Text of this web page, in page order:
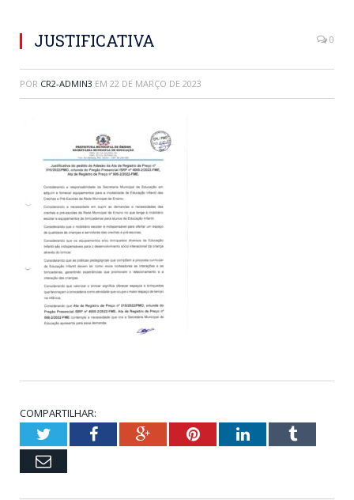
JUSTIFICATIVA 0
POR CR2-ADMIN3 EM 22 DE MARÇO DE 2023
COMPARTILHAR:
TwitterFacebookGoogle+PinterestLinkedInTumblr
Email